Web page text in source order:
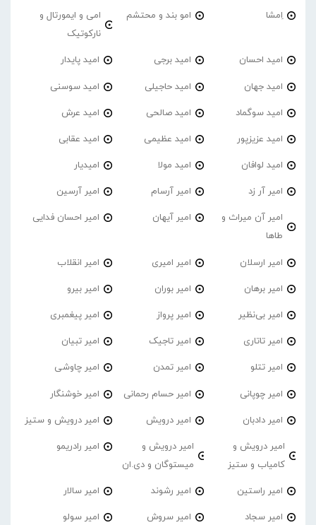
اِمشا امو بند و محتشم
امی و ایمورتال و
نارکوتیک
امید احسان امید برجی امید پایدار
امید جهان امید حاجیلی امید سوسنی
امید سوگماد امید صالحی امید عرش
امید عزیزپور امید عظیمی امید عقابی
امید لوافان امید مولا امیدیار
امیر آر زد امیر آرسام امیر آرسین
امیر آن میراث و
طاها
امیر آیهان امیر احسان فدایی
امیر ارسلان امیر امیری امیر انقلاب
امیر برهان امیر‌ بوران امیر بیرو
امیر بی‌نظیر امیر پرواز امیر پیغمبری
امیر تاتاری امیر تاجیک امیر تبیان
امیر تتلو امیر تمدن امیر چاوشی
امیر چوپانی امیر حسام رحمانی امیر خوشنگار
امیر دادبان امیر درویش امیر درویش و ستیز
امیر درویش و
کامیاب و ستیز
امیر درویش و
میستوگان و دی.ان
امیر رادریمو
امیر راستین امیر رشوند امیر سالار
امیر سجاد امیر سروش امیر سولو